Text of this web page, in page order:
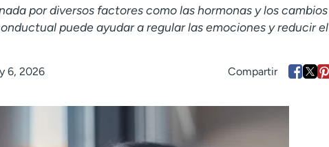
por diversos factores como las hormonas y los cambios
puede ayudar a regular las emociones y reducir el
6, 2026